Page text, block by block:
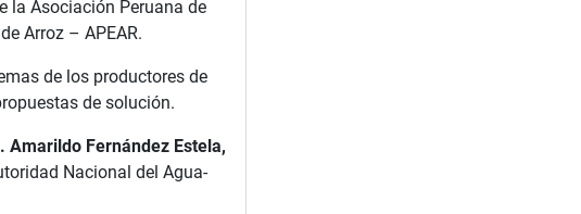
la Asociación Peruana de
Arroz – APEAR.
de los productores de
de solución.
Amarildo Fernández Estela,
Nacional del Agua-